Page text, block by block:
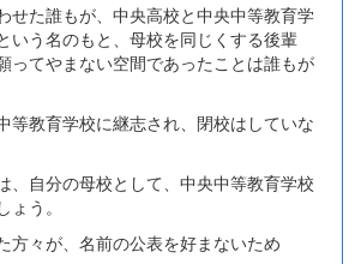
せた誰もが、中央高校と中央中等教育学
いう名のもと、母校を同じくする後輩
ってやまない空間であったことは誰もが
等教育学校に継志され、閉校はしていな
、自分の母校として、中央中等教育学校
う。
方々が、名前の公表を好まないため